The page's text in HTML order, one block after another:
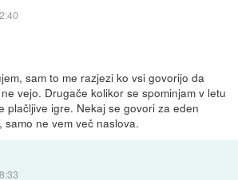
sam to me razjezi ko vsi govorijo da
vejo. Drugače kolikor se spominjam v letu
plačljive igre. Nekaj se govori za eden
samo ne vem več naslova.